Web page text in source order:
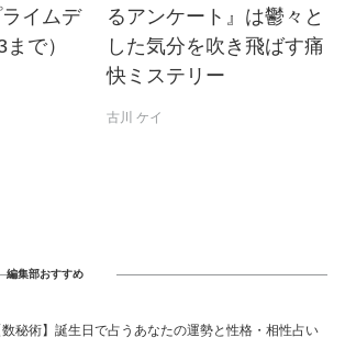
イムデ
で）
るアンケート』は鬱々と
した気分を吹き飛ばす痛
快ミステリー
古川 ケイ
編集部おすすめ
数秘術】誕生日で占うあなたの運勢と性格・相性占い